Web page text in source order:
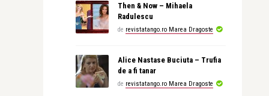
Then & Now – Mihaela
Radulescu
de revistatango.ro Marea Dragoste
Alice Nastase Buciuta – Trufia
de a fi tanar
de revistatango.ro Marea Dragoste